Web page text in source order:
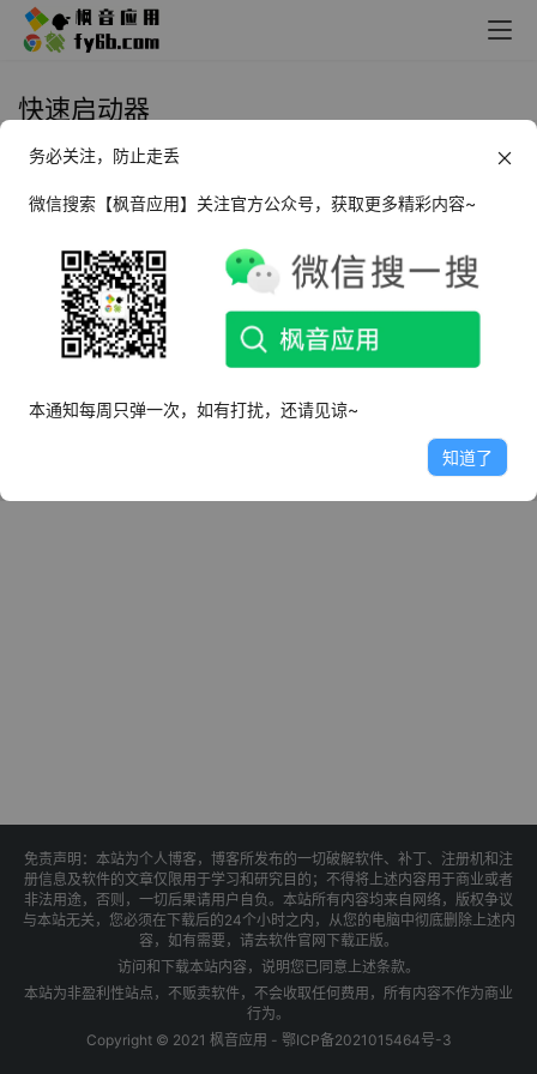
快速启动器
_v1.43
2025年3月8日
免责声明：本站为个人博客，博客所发布的一切破解软件、补丁、注册机和注
册信息及软件的文章仅限用于学习和研究目的；不得将上述内容用于商业或者
非法用途，否则，一切后果请用户自负。本站所有内容均来自网络，版权争议
与本站无关，您必须在下载后的24个小时之内，从您的电脑中彻底删除上述内
容，如有需要，请去软件官网下载正版。
访问和下载本站内容，说明您已同意上述条款。
本站为非盈利性站点，不贩卖软件，不会收取任何费用，所有内容不作为商业
行为。
Copyright © 2021 枫音应用 - 鄂ICP备2021015464号-3
务必关注，防止走丢
微信搜索【枫音应用】关注官方公众号，获取更多精彩内容~
本通知每周只弹一次，如有打扰，还请见谅~
知道了